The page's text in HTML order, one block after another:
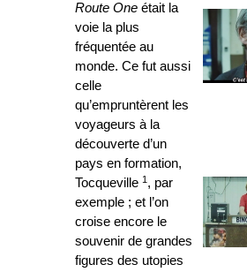
Route One était la
voie la plus
fréquentée au
monde. Ce fut aussi
celle
qu’empruntèrent les
voyageurs à la
découverte d’un
pays en formation,
Tocqueville 1 , par
exemple ; et l’on
croise encore le
souvenir de grandes
figures des utopies